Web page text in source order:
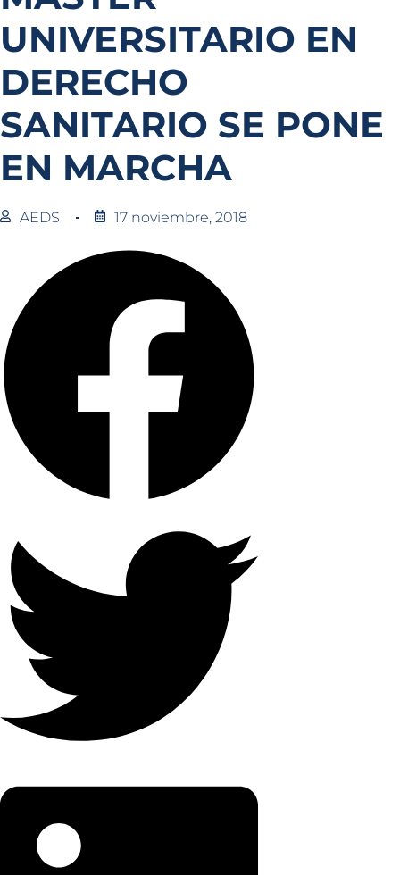
UNIVERSITARIO EN
DERECHO
SANITARIO SE PONE
EN MARCHA
AEDS 17 noviembre, 2018